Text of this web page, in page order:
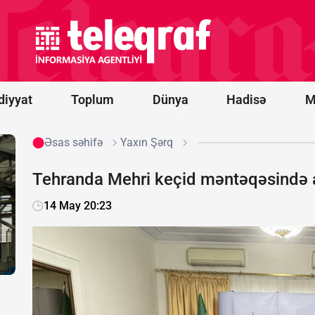
Toplum Dünya Hadisə
Ceyhun
Bayramov
Kirill
Budanov
ilə
Əsas səhifə Yaxın Şərq
Tehranda Mehri keçid məntəqəsində
14 May 20:23